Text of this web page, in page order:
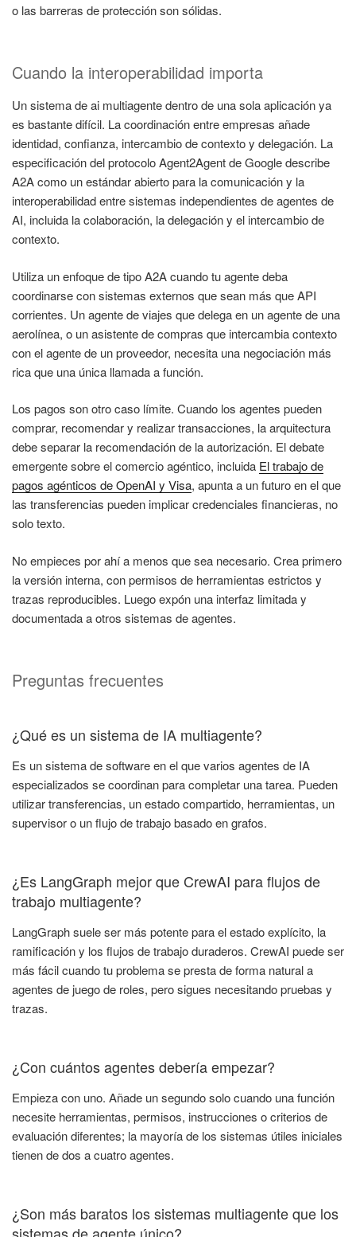
o las barreras de protección son sólidas.
Cuando la interoperabilidad importa
Un sistema de ai multiagente dentro de una sola aplicación ya
es bastante difícil. La coordinación entre empresas añade
identidad, confianza, intercambio de contexto y delegación. La
especificación del protocolo Agent2Agent de Google describe
A2A como un estándar abierto para la comunicación y la
interoperabilidad entre sistemas independientes de agentes de
AI, incluida la colaboración, la delegación y el intercambio de
contexto.
Utiliza un enfoque de tipo A2A cuando tu agente deba
coordinarse con sistemas externos que sean más que API
corrientes. Un agente de viajes que delega en un agente de una
aerolínea, o un asistente de compras que intercambia contexto
con el agente de un proveedor, necesita una negociación más
rica que una única llamada a función.
Los pagos son otro caso límite. Cuando los agentes pueden
comprar, recomendar y realizar transacciones, la arquitectura
debe separar la recomendación de la autorización. El debate
emergente sobre el comercio agéntico, incluida El trabajo de
pagos agénticos de OpenAI y Visa, apunta a un futuro en el que
las transferencias pueden implicar credenciales financieras, no
solo texto.
No empieces por ahí a menos que sea necesario. Crea primero
la versión interna, con permisos de herramientas estrictos y
trazas reproducibles. Luego expón una interfaz limitada y
documentada a otros sistemas de agentes.
Preguntas frecuentes
¿Qué es un sistema de IA multiagente?
Es un sistema de software en el que varios agentes de IA
especializados se coordinan para completar una tarea. Pueden
utilizar transferencias, un estado compartido, herramientas, un
supervisor o un flujo de trabajo basado en grafos.
¿Es LangGraph mejor que CrewAI para flujos de
trabajo multiagente?
LangGraph suele ser más potente para el estado explícito, la
ramificación y los flujos de trabajo duraderos. CrewAI puede ser
más fácil cuando tu problema se presta de forma natural a
agentes de juego de roles, pero sigues necesitando pruebas y
trazas.
¿Con cuántos agentes debería empezar?
Empieza con uno. Añade un segundo solo cuando una función
necesite herramientas, permisos, instrucciones o criterios de
evaluación diferentes; la mayoría de los sistemas útiles iniciales
tienen de dos a cuatro agentes.
¿Son más baratos los sistemas multiagente que los